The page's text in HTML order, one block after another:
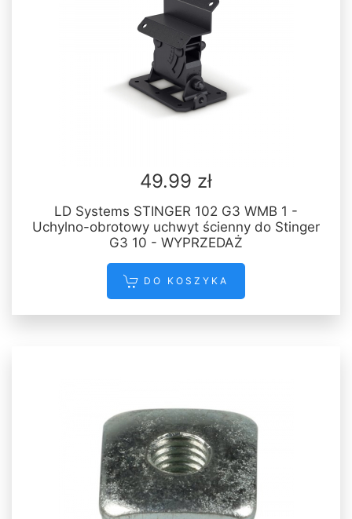
49.99 zł
LD Systems STINGER 102 G3 WMB 1 -
Uchylno-obrotowy uchwyt ścienny do Stinger
G3 10 - WYPRZEDAŻ
DO KOSZYKA